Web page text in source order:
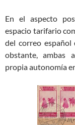
En el aspecto
espacio tarifario
del correo
obstante, ambas
propia autonomía